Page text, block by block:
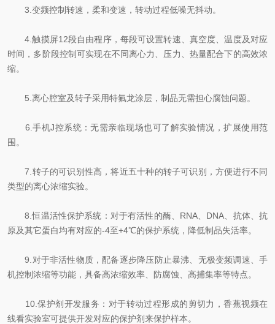
3.变频控制转速，柔和变速，转动过程低噪无抖动。
4.触摸屏12段自由程序，每段可设置转速、真空度、温度及对应
时间，多阶段控制可实现在不同离心力、压力、热量配合下的高效浓
缩。
5.离心腔室及转子采用特氟龙涂层，制品无需担心腐蚀问题。
6.手机J控系统：无需亲临现场也可了解实验情况，扩展使用范
围。
7.转子的可识别性高，将近五十种的转子可识别，方便进行不同
类型的离心浓缩实验。
8.恒温活性保护系统：对于有活性的酶、RNA、DNA、抗体、抗
原及其它蛋白均有对应的-4至+4℃的保护系统，降低制品失活率。
9.对于非活性物质，配备逐步降压防止暴沸、无极变频调速、手
机控制浓缩等功能，具备高浓缩效率、防腐蚀、高捕集率等特点。
10.保护剂开发服务：对于转动过程形成的剪切力，香蕉视频在
线看实验室可提供开发对应的保护剂来保护样本。